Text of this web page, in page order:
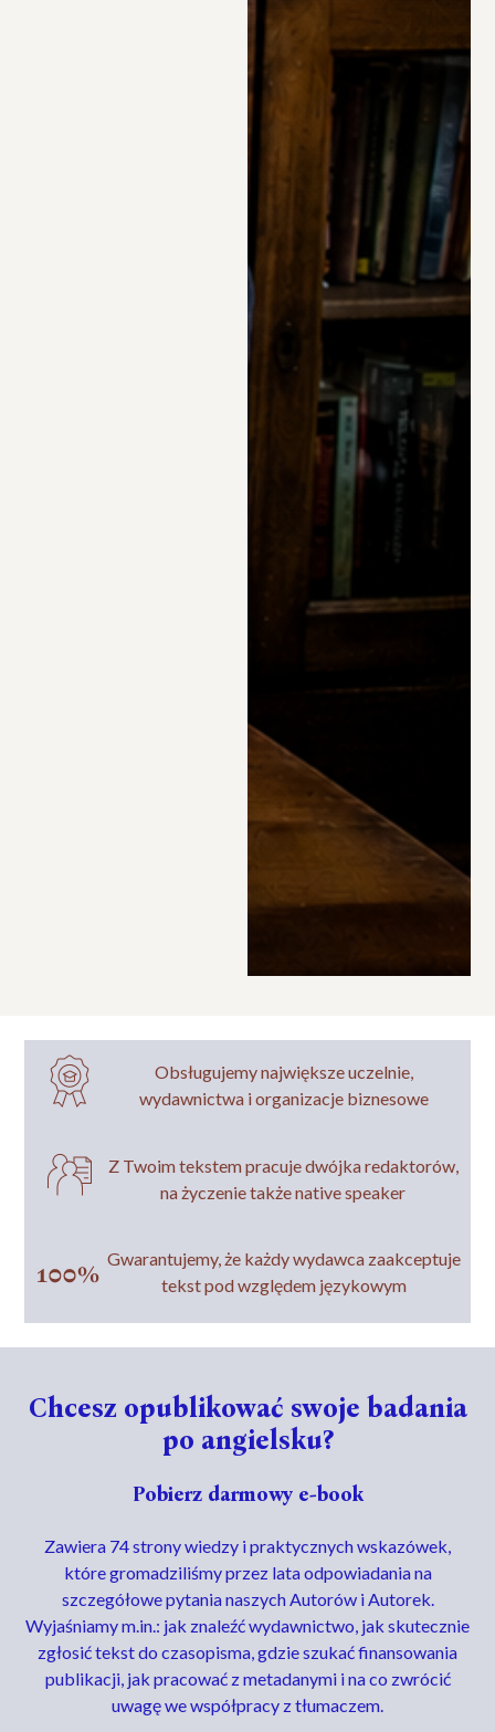
Obsługujemy największe uczelnie,
wydawnictwa i organizacje biznesowe
Z Twoim tekstem pracuje dwójka redaktorów,
na życzenie także native speaker
Gwarantujemy, że każdy wydawca zaakceptuje
tekst pod względem językowym
Chcesz opublikować swoje badania
po angielsku?
Pobierz darmowy e-book
Zawiera 74 strony wiedzy i praktycznych wskazówek,
które gromadziliśmy przez lata odpowiadania na
szczegółowe pytania naszych Autorów i Autorek.
Wyjaśniamy m.in.: jak znaleźć wydawnictwo, jak skutecznie
zgłosić tekst do czasopisma, gdzie szukać finansowania
publikacji, jak pracować z metadanymi i na co zwrócić
uwagę we współpracy z tłumaczem.